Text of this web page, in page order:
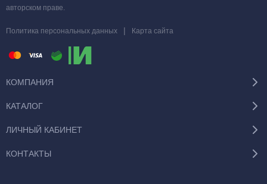
авторском праве.
Политика персональных данных | Карта сайта
КОМПАНИЯ
КАТАЛОГ
ЛИЧНЫЙ КАБИНЕТ
КОНТАКТЫ